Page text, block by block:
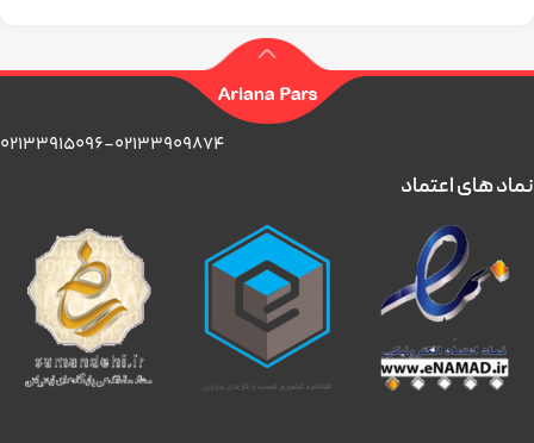
02133915096-02133909874
نماد های اعتماد